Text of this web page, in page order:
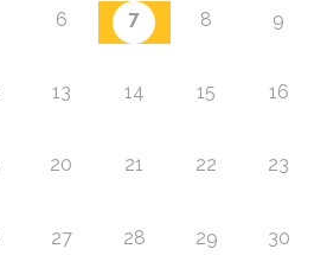
6 7 8 9
13 14 15 16
20 21 22 23
27 28 29 30